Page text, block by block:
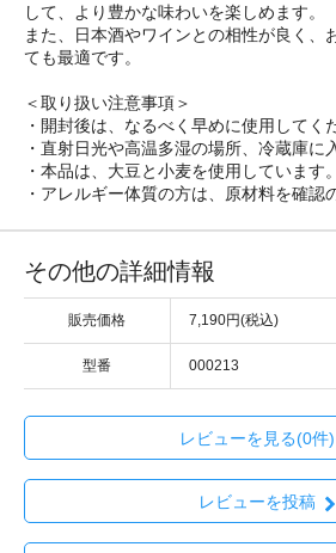
して、より豊かな味わいを楽しめます。
また、日本酒やワインとの相性が良く、
ても最適です。
＜取り扱い注意事項＞
・開封後は、なるべく早めに使用してく
・直射日光や高温多湿の場所、冷蔵庫に
・本品は、大豆と小麦を使用しています。
・アレルギー体質の方は、原材料を確認
その他の詳細情報
販売価格 7,190円(税込)
型番 000213
レビューを見る(0件)
レビューを投稿